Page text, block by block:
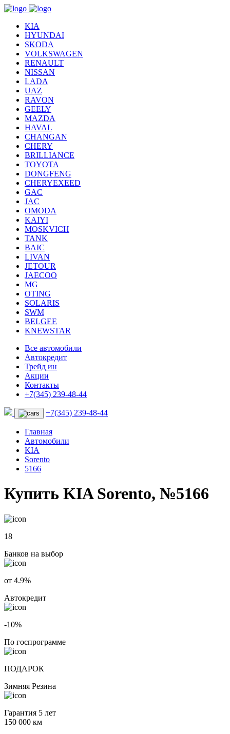
KIA
HYUNDAI
SKODA
VOLKSWAGEN
RENAULT
NISSAN
LADA
UAZ
RAVON
GEELY
MAZDA
HAVAL
CHANGAN
CHERY
BRILLIANCE
TOYOTA
DONGFENG
CHERYEXEED
GAC
JAC
OMODA
KAIYI
MOSKVICH
TANK
BAIC
LIVAN
JETOUR
JAECOO
MG
OTING
SOLARIS
SWM
BELGEE
KNEWSTAR
Все автомобили
Автокредит
Трейд ин
Акции
Контакты
+7(345) 239-48-44
+7(345) 239-48-44
Главная
Автомобили
KIA
Sorento
5166
Купить KIA Sorento, №5166
18
Банков на выбор
от 4.9%
Автокредит
-10%
По госпрограмме
ПОДАРОК
Зимняя Резина
Гарантия 5 лет
150 000 км